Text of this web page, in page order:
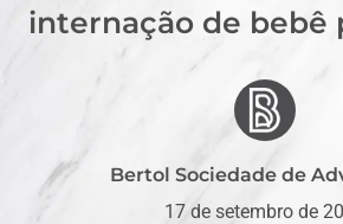
internação de bebê
Bertol Sociedade de
17 de setembro de